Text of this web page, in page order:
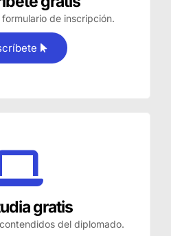
de inscripción.
gratis
del diplomado.